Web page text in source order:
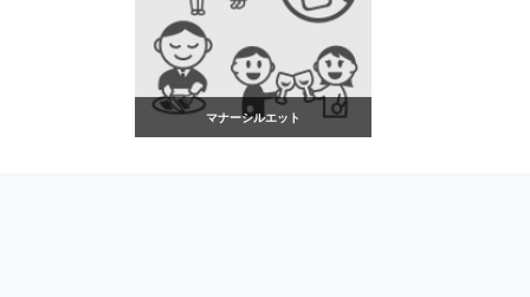
マナーシルエット